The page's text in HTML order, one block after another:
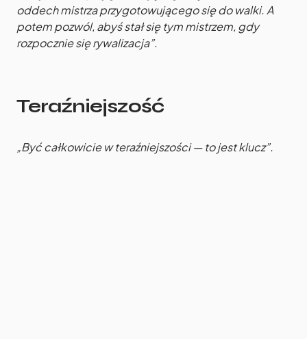
oddech mistrza przygotowującego się do walki. A
potem pozwól, abyś stał się tym mistrzem, gdy
rozpocznie się rywalizacja”.
Teraźniejszość
„Być całkowicie w teraźniejszości — to jest klucz”.